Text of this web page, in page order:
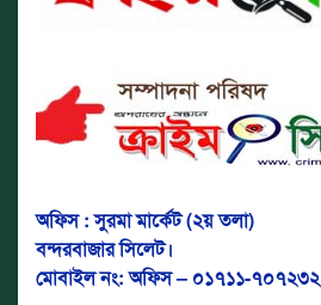
অফিস : সুরমা মার্কেট (২য় তলা)
বন্দরবাজার সিলেট।
মোবাইল নং: অফিস – ০১৭১১-৭০৭২৩২